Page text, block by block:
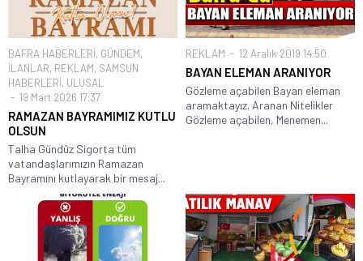
BAFRA HABERLERİ, GÜNDEM,
İLANLAR, REKLAM, SAMSUN
HABERLERİ, ULUSAL
19 Mart 2026 17:37
RAMAZAN BAYRAMIMIZ KUTLU
OLSUN
Talha Gündüz Sigorta tüm
vatandaşlarımızın Ramazan
Bayramını kutlayarak bir mesaj...
REKLAM 12 Aralık 2019 14:50
BAYAN ELEMAN ARANIYOR
Gözleme açabilen Bayan eleman
aramaktayız. Aranan Nitelikler
Gözleme açabilen, Menemen...